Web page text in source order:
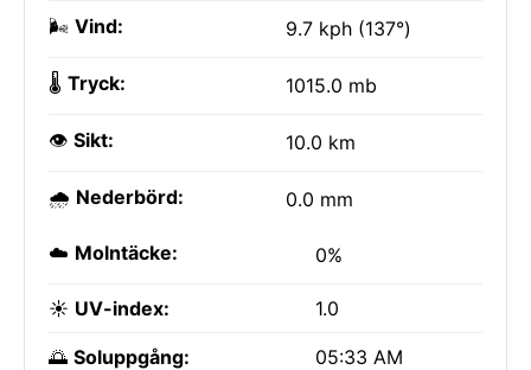
🌬️ Vind: 9.7 kph (137°)
🌡️ Tryck: 1015.0 mb
👁️ Sikt: 10.0 km
🌧️ Nederbörd: 0.0 mm
☁️ Molntäcke: 0%
☀️ UV-index: 1.0
🌅 Soluppgång: 05:33 AM